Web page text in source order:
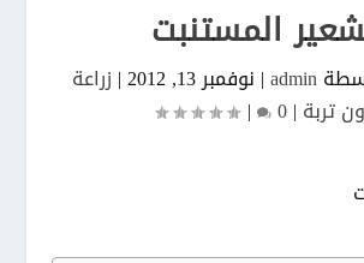
المستنبت
admin
| نوفمبر 13, 2012 | زراعة
تربة |
0
|